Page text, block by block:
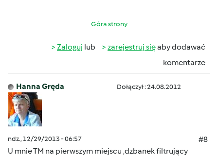
Góra strony
Zaloguj lub zarejestruj sięaby dodawać
komentarze
Hanna Gręda Dołączył : 24.08.2012
ndz., 12/29/2013 - 06:57
#8
U mnie TM na pierwszym miejscu ,dzbanek filtrujący